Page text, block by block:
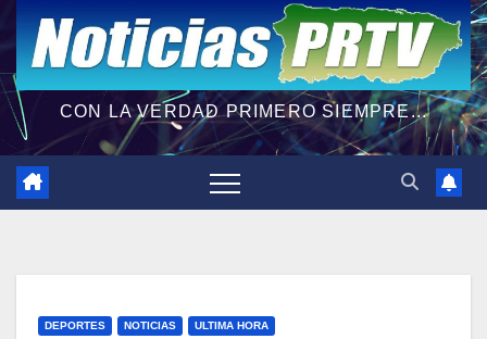
CON LA VERDAD PRIMERO SIEMPRE...
DEPORTES NOTICIAS ULTIMA HORA